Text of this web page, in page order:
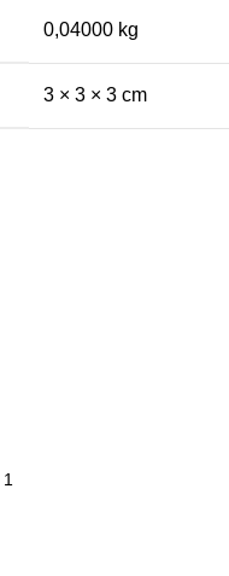
0,04000 kg
3 × 3 × 3 cm